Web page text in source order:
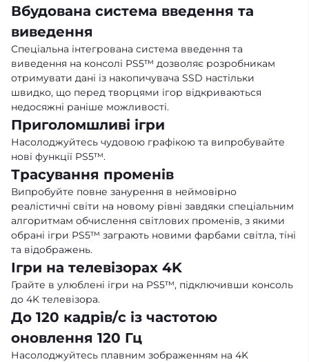
Вбудована система введення та
виведення
Спеціальна інтегрована система введення та
виведення на консолі PS5™ дозволяє розробникам
отримувати дані із накопичувача SSD настільки
швидко, що перед творцями ігор відкриваються
недосяжні раніше можливості.
Приголомшливі ігри
Насолоджуйтесь чудовою графікою та випробувайте
нові функції PS5™.
Трасування променів
Випробуйте повне занурення в неймовірно
реалістичні світи на новому рівні завдяки спеціальним
алгоритмам обчислення світлових променів, з якими
обрані ігри PS5™ заграють новими фарбами світла, тіні
та відображень.
Ігри на телевізорах 4K
Грайте в улюблені ігри на PS5™, підключивши консоль
до 4K телевізора.
До 120 кадрів/с із частотою
оновлення 120 Гц
Насолоджуйтесь плавним зображенням на 4K